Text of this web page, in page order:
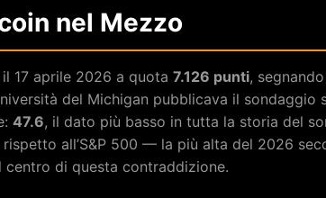
nel Mezzo
il 17 aprile 2026 a quota 7.126 punti,
del Michigan pubblicava il sondaggio
47.6, il dato più basso in tutta la storia del
rispetto all’S&P 500 — la più alta del 2026
di questa contraddizione.